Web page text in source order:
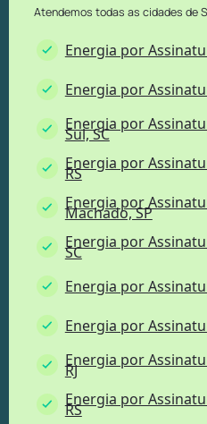
Atendemos todas as cidades de
Energia por
Energia por
Energia por
Sul, SC
Energia por
RS
Energia por
Machado, SP
Energia por
SC
Energia por
Energia por
Energia por
RJ
Energia por
RS